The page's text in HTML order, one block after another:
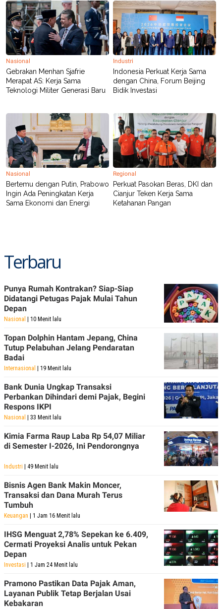
Nasional
Gebrakan Menhan Sjafrie
Merapat AS: Kerja Sama
Teknologi Militer Generasi Baru
Industri
Indonesia Perkuat Kerja Sama
dengan China, Forum Beijing
Bidik Investasi
Nasional
Bertemu dengan Putin, Prabowo
Ingin Ada Peningkatan Kerja
Sama Ekonomi dan Energi
Regional
Perkuat Pasokan Beras, DKI dan
Cianjur Teken Kerja Sama
Ketahanan Pangan
Terbaru
Punya Rumah Kontrakan? Siap-Siap
Didatangi Petugas Pajak Mulai Tahun
Depan
Nasional | 10 Menit lalu
Topan Dolphin Hantam Jepang, China
Tutup Pelabuhan Jelang Pendaratan
Badai
Internasional | 19 Menit lalu
Bank Dunia Ungkap Transaksi
Perbankan Dihindari demi Pajak, Begini
Respons IKPI
Nasional | 33 Menit lalu
Kimia Farma Raup Laba Rp 54,07 Miliar
di Semester I-2026, Ini Pendorongnya
Industri | 49 Menit lalu
Bisnis Agen Bank Makin Moncer,
Transaksi dan Dana Murah Terus
Tumbuh
Keuangan | 1 Jam 16 Menit lalu
IHSG Menguat 2,78% Sepekan ke 6.409,
Cermati Proyeksi Analis untuk Pekan
Depan
Investasi | 1 Jam 24 Menit lalu
Pramono Pastikan Data Pajak Aman,
Layanan Publik Tetap Berjalan Usai
Kebakaran